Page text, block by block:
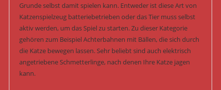
Grunde selbst damit spielen kann. Entweder ist diese Art von
Katzenspielzeug batteriebetrieben oder das Tier muss selbst
aktiv werden, um das Spiel zu starten. Zu dieser Kategorie
gehören zum Beispiel Achterbahnen mit Bällen, die sich durch
die Katze bewegen lassen. Sehr beliebt sind auch elektrisch
angetriebene Schmetterlinge, nach denen Ihre Katze jagen
kann.